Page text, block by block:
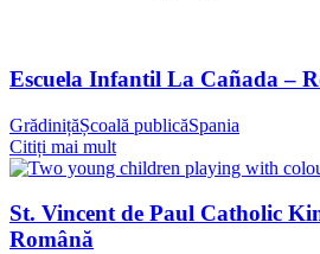
Escuela Infantil La Cañada –
GrădinițăȘcoală publicăSpania
Citiți mai mult
St. Vincent de Paul Catholic
Română